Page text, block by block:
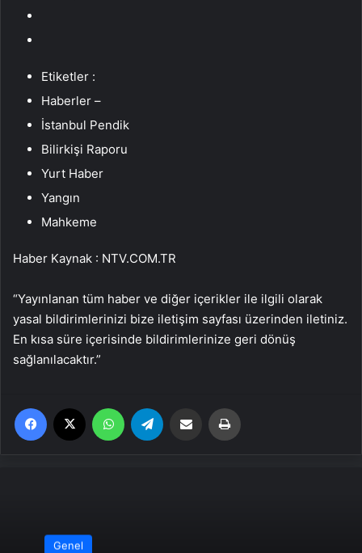
Etiketler :
Haberler –
İstanbul Pendik
Bilirkişi Raporu
Yurt Haber
Yangın
Mahkeme
Haber Kaynak : NTV.COM.TR
“Yayınlanan tüm haber ve diğer içerikler ile ilgili olarak
yasal bildirimlerinizi bize iletişim sayfası üzerinden iletiniz.
En kısa süre içerisinde bildirimlerinize geri dönüş
sağlanılacaktır.”
Facebook WhatsApp Email'den paylaş
Genel